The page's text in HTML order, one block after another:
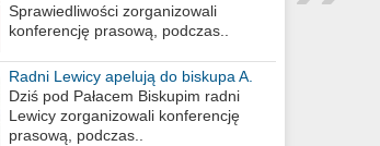
Sprawiedliwości zorganizowali
konferencję prasową, podczas..
Radni Lewicy apelują do biskupa A.
Wiesława Meringa
Dziś pod Pałacem Biskupim radni
Lewicy zorganizowali konferencję
prasową, podczas..